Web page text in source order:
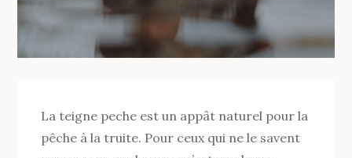
La teigne peche est un appât naturel pour la
pêche à la truite. Pour ceux qui ne le savent